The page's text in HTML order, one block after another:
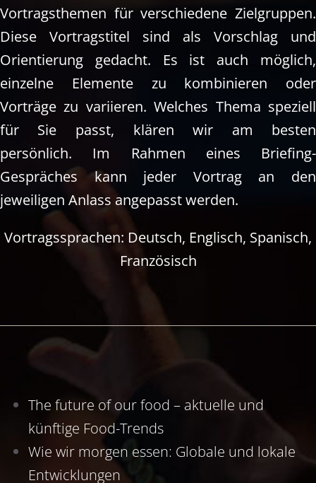
Vortragsthemen für verschiedene Zielgruppen.
Diese Vortragstitel sind als Vorschlag und
Orientierung gedacht. Es ist auch möglich,
einzelne Elemente zu kombinieren oder
Vorträge zu variieren. Welches Thema speziell
für Sie passt, klären wir am besten
persönlich. Im Rahmen eines Briefing-
Gespräches kann jeder Vortrag an den
jeweiligen Anlass angepasst werden.
Vortragssprachen: Deutsch, Englisch, Spanisch,
Französisch
The future of our food – aktuelle und
künftige Food-Trends
Wie wir morgen essen: Globale und lokale
Entwicklungen